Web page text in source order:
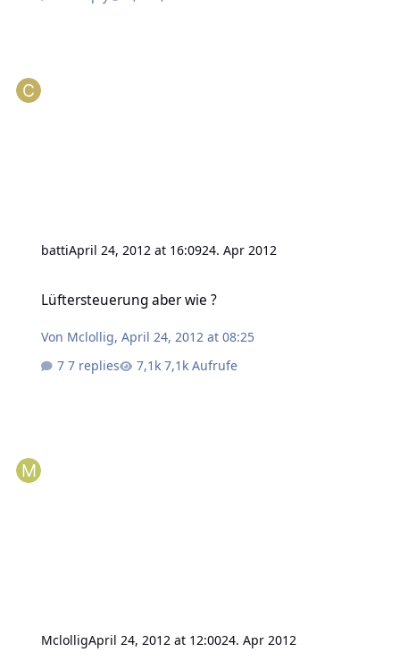
battiApril 24, 2012 at 16:0924. Apr 2012
Lüftersteuerung aber wie ?
Von Mclollig,April 24, 2012 at 08:25
7 replies
7,1k Aufrufe
MclolligApril 24, 2012 at 12:0024. Apr 2012